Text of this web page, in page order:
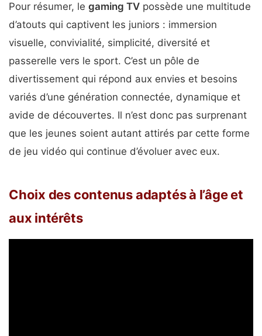
Pour résumer, le gaming TV possède une multitude
d’atouts qui captivent les juniors : immersion
visuelle, convivialité, simplicité, diversité et
passerelle vers le sport. C’est un pôle de
divertissement qui répond aux envies et besoins
variés d’une génération connectée, dynamique et
avide de découvertes. Il n’est donc pas surprenant
que les jeunes soient autant attirés par cette forme
de jeu vidéo qui continue d’évoluer avec eux.
Choix des contenus adaptés à l’âge et
aux intérêts